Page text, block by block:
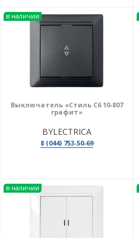
в наличии
Выключатель «Стиль С6 10-807
графит»
BYLECTRICA
8 (044) 753-50-69
в наличии